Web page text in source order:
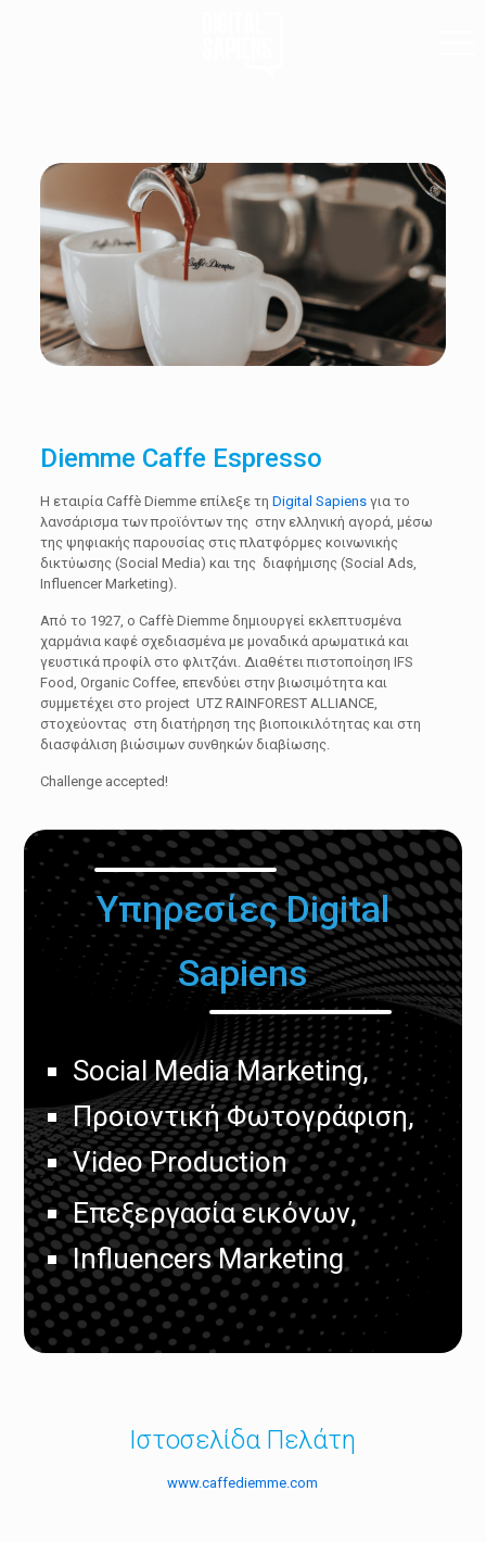
Diemme Caffe Espresso
H εταιρία Caffè Diemme επίλεξε τη Digital Sapiensγια το
λανσάρισμα των προϊόντων της στην ελληνική αγορά, μέσω
της ψηφιακής παρουσίας στις πλατφόρμες κοινωνικής
δικτύωσης (Social Media) και της διαφήμισης (Social Ads,
Influencer Marketing).
Από το 1927, o Caffè Diemme δημιουργεί εκλεπτυσμένα
χαρμάνια καφέ σχεδιασμένα με μοναδικά αρωματικά και
γευστικά προφίλ στο φλιτζάνι. Διαθέτει πιστοποίηση IFS
Food, Organic Coffee, επενδύει στην βιωσιμότητα και
συμμετέχει στο project UTZ RAINFOREST ALLIANCE,
στοχεύοντας στη διατήρηση της βιοποικιλότητας και στη
διασφάλιση βιώσιμων συνθηκών διαβίωσης.
Challenge accepted!
Υπηρεσίες Digital
Sapiens
Social Media Marketing,
Προιοντική Φωτογράφιση,
Video Production
Επεξεργασία εικόνων,
Influencers Marketing
Ιστοσελίδα Πελάτη
www.caffediemme.com